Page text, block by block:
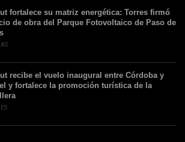
fortalece su matriz energética: Torres firmó
de obra del Parque Fotovoltaico de Paso de
recibe el vuelo inaugural entre Córdoba y
y fortalece la promoción turística de la